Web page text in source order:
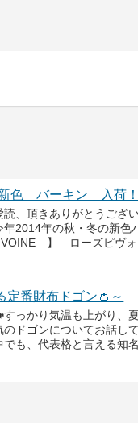
色 バーキン 入荷！
読、頂きありがとうござ
2014年の秋・冬の新色
】 ローズピヴォ
定番財布ドゴン👛～
っかり気温も上がり、
のドゴンについてお話し
も、代表格と言える知